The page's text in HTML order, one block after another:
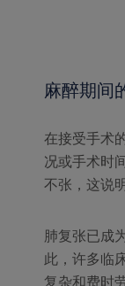
麻醉期间
在接受手术
况或手术时
不张，这说
肺复张已成
此，许多临
复杂和费时